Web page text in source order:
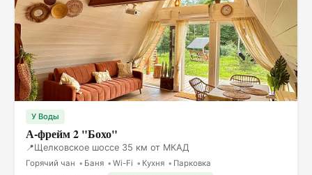
У Воды
А-фрейм 2 "Бохо"
Щелковское шоссе 35 км от МКАД
Горячий чан Баня Wi-Fi Кухня Парковка